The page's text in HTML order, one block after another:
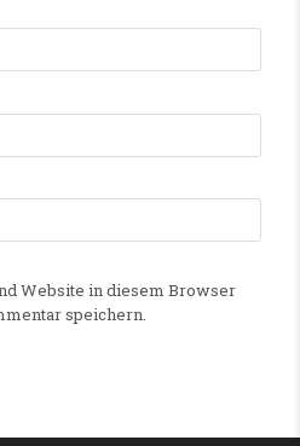
Website in diesem Browser
speichern.